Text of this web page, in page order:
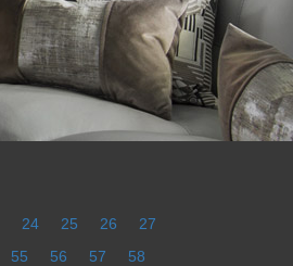
24 25 26
27
55 56 57
58